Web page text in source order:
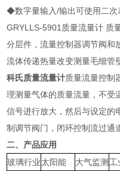
◆数字量输入/输出可使用二次
GRYLLS-5901质量流量计 质
分层件，流量控制器调节阀和
流体传递热量改变测量毛细管
科氏质量流量计质量流量控制
理测量气体的质量流量，不受
信号进行放大，然后与设定的
制调节阀门，闭环控制流过通
二、产品应用
玻璃行业太阳能 大气监测 工